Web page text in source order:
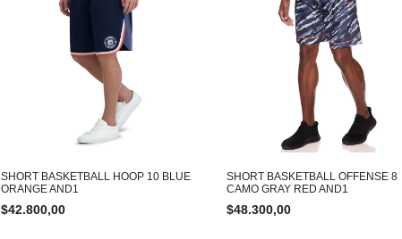
SHORT BASKETBALL HOOP 10 BLUE
ORANGE AND1
$42.800,00
SHORT BASKETBALL OFFENSE 8
CAMO GRAY RED AND1
$48.300,00